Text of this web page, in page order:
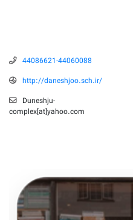
44086621-44060088
http://daneshjoo.sch.ir/
Duneshju-
complex‌[‌a‌‌t‌‌‌]‌yahoo.com